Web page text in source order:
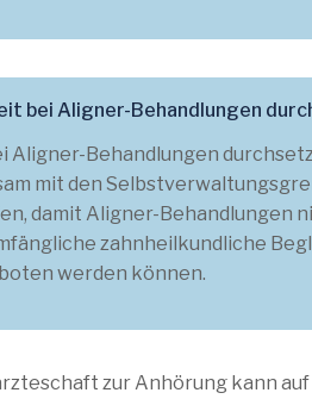
bei Aligner-Behandlungen
Behandlungen
mit den
damit Aligner-Behandlungen
zahnheilkundliche
werden können.
zur Anhörung kann